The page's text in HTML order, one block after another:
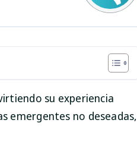
su experiencia
emergentes no deseadas,